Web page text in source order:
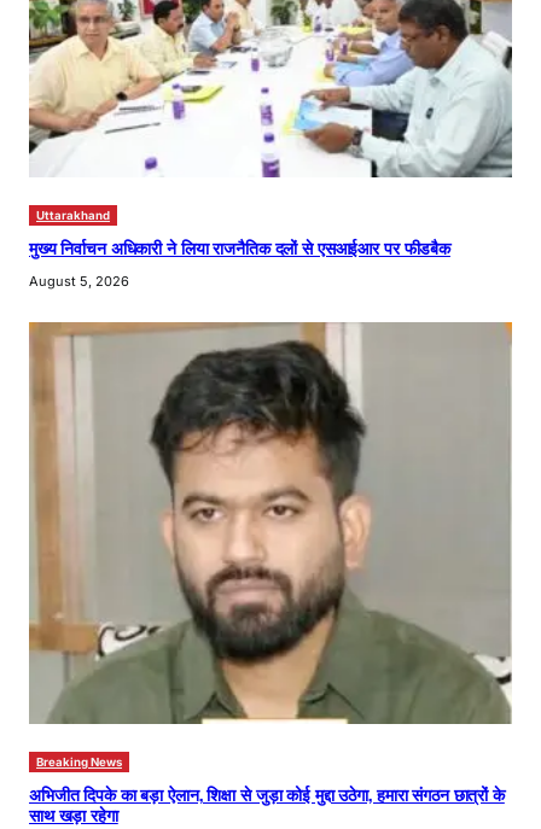
Uttarakhand
मुख्य निर्वाचन अधिकारी ने लिया राजनैतिक दलों से एसआईआर पर फीडबैक
August 5, 2026
Breaking News
अभिजीत दिपके का बड़ा ऐलान, शिक्षा से जुड़ा कोई मुद्दा उठेगा, हमारा संगठन छात्रों के
साथ खड़ा रहेगा